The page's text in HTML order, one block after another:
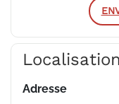
Localisation
Adresse